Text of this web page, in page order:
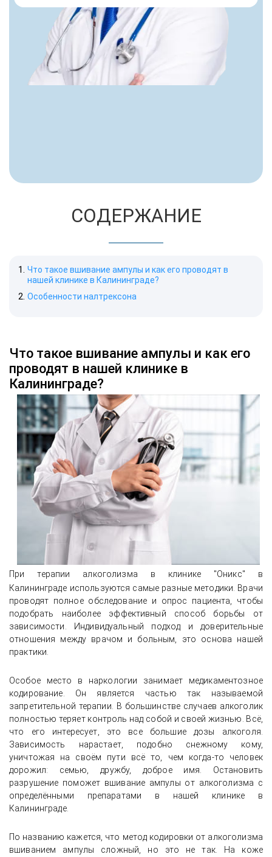
СОДЕРЖАНИЕ
Что такое вшивание ампулы и как его проводят в
нашей клинике в Калининграде?
Особенности налтрексона
Что такое вшивание ампулы и как его
проводят в нашей клинике в
Калининграде?
При терапии алкоголизма в клинике "Оникс" в
Калининграде используются самые разные методики. Врачи
проводят полное обследование и опрос пациента, чтобы
подобрать наиболее эффективный способ борьбы от
зависимости. Индивидуальный подход и доверительные
отношения между врачом и больным, это основа нашей
практики.
Особое место в наркологии занимает медикаментозное
кодирование. Он является частью так называемой
запретительной терапии. В большинстве случаев алкоголик
полностью теряет контроль над собой и своей жизнью. Всё,
что его интересует, это все большие дозы алкоголя.
Зависимость нарастает, подобно снежному кому,
уничтожая на своём пути всё то, чем когда-то человек
дорожил: семью, дружбу, доброе имя. Остановить
разрушение поможет вшивание ампулы от алкоголизма с
определёнными препаратами в нашей клинике в
Калининграде.
По названию кажется, что метод кодировки от алкоголизма
вшиванием ампулы сложный, но это не так. На коже